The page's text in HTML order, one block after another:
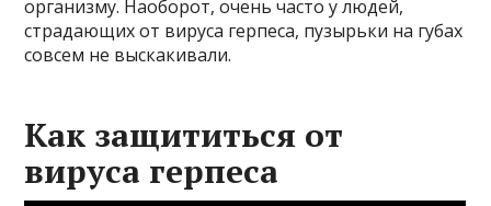
организму. Наоборот, очень часто у людей,
страдающих от вируса герпеса, пузырьки на губах
совсем не выскакивали.
Как защититься от
вируса герпеса